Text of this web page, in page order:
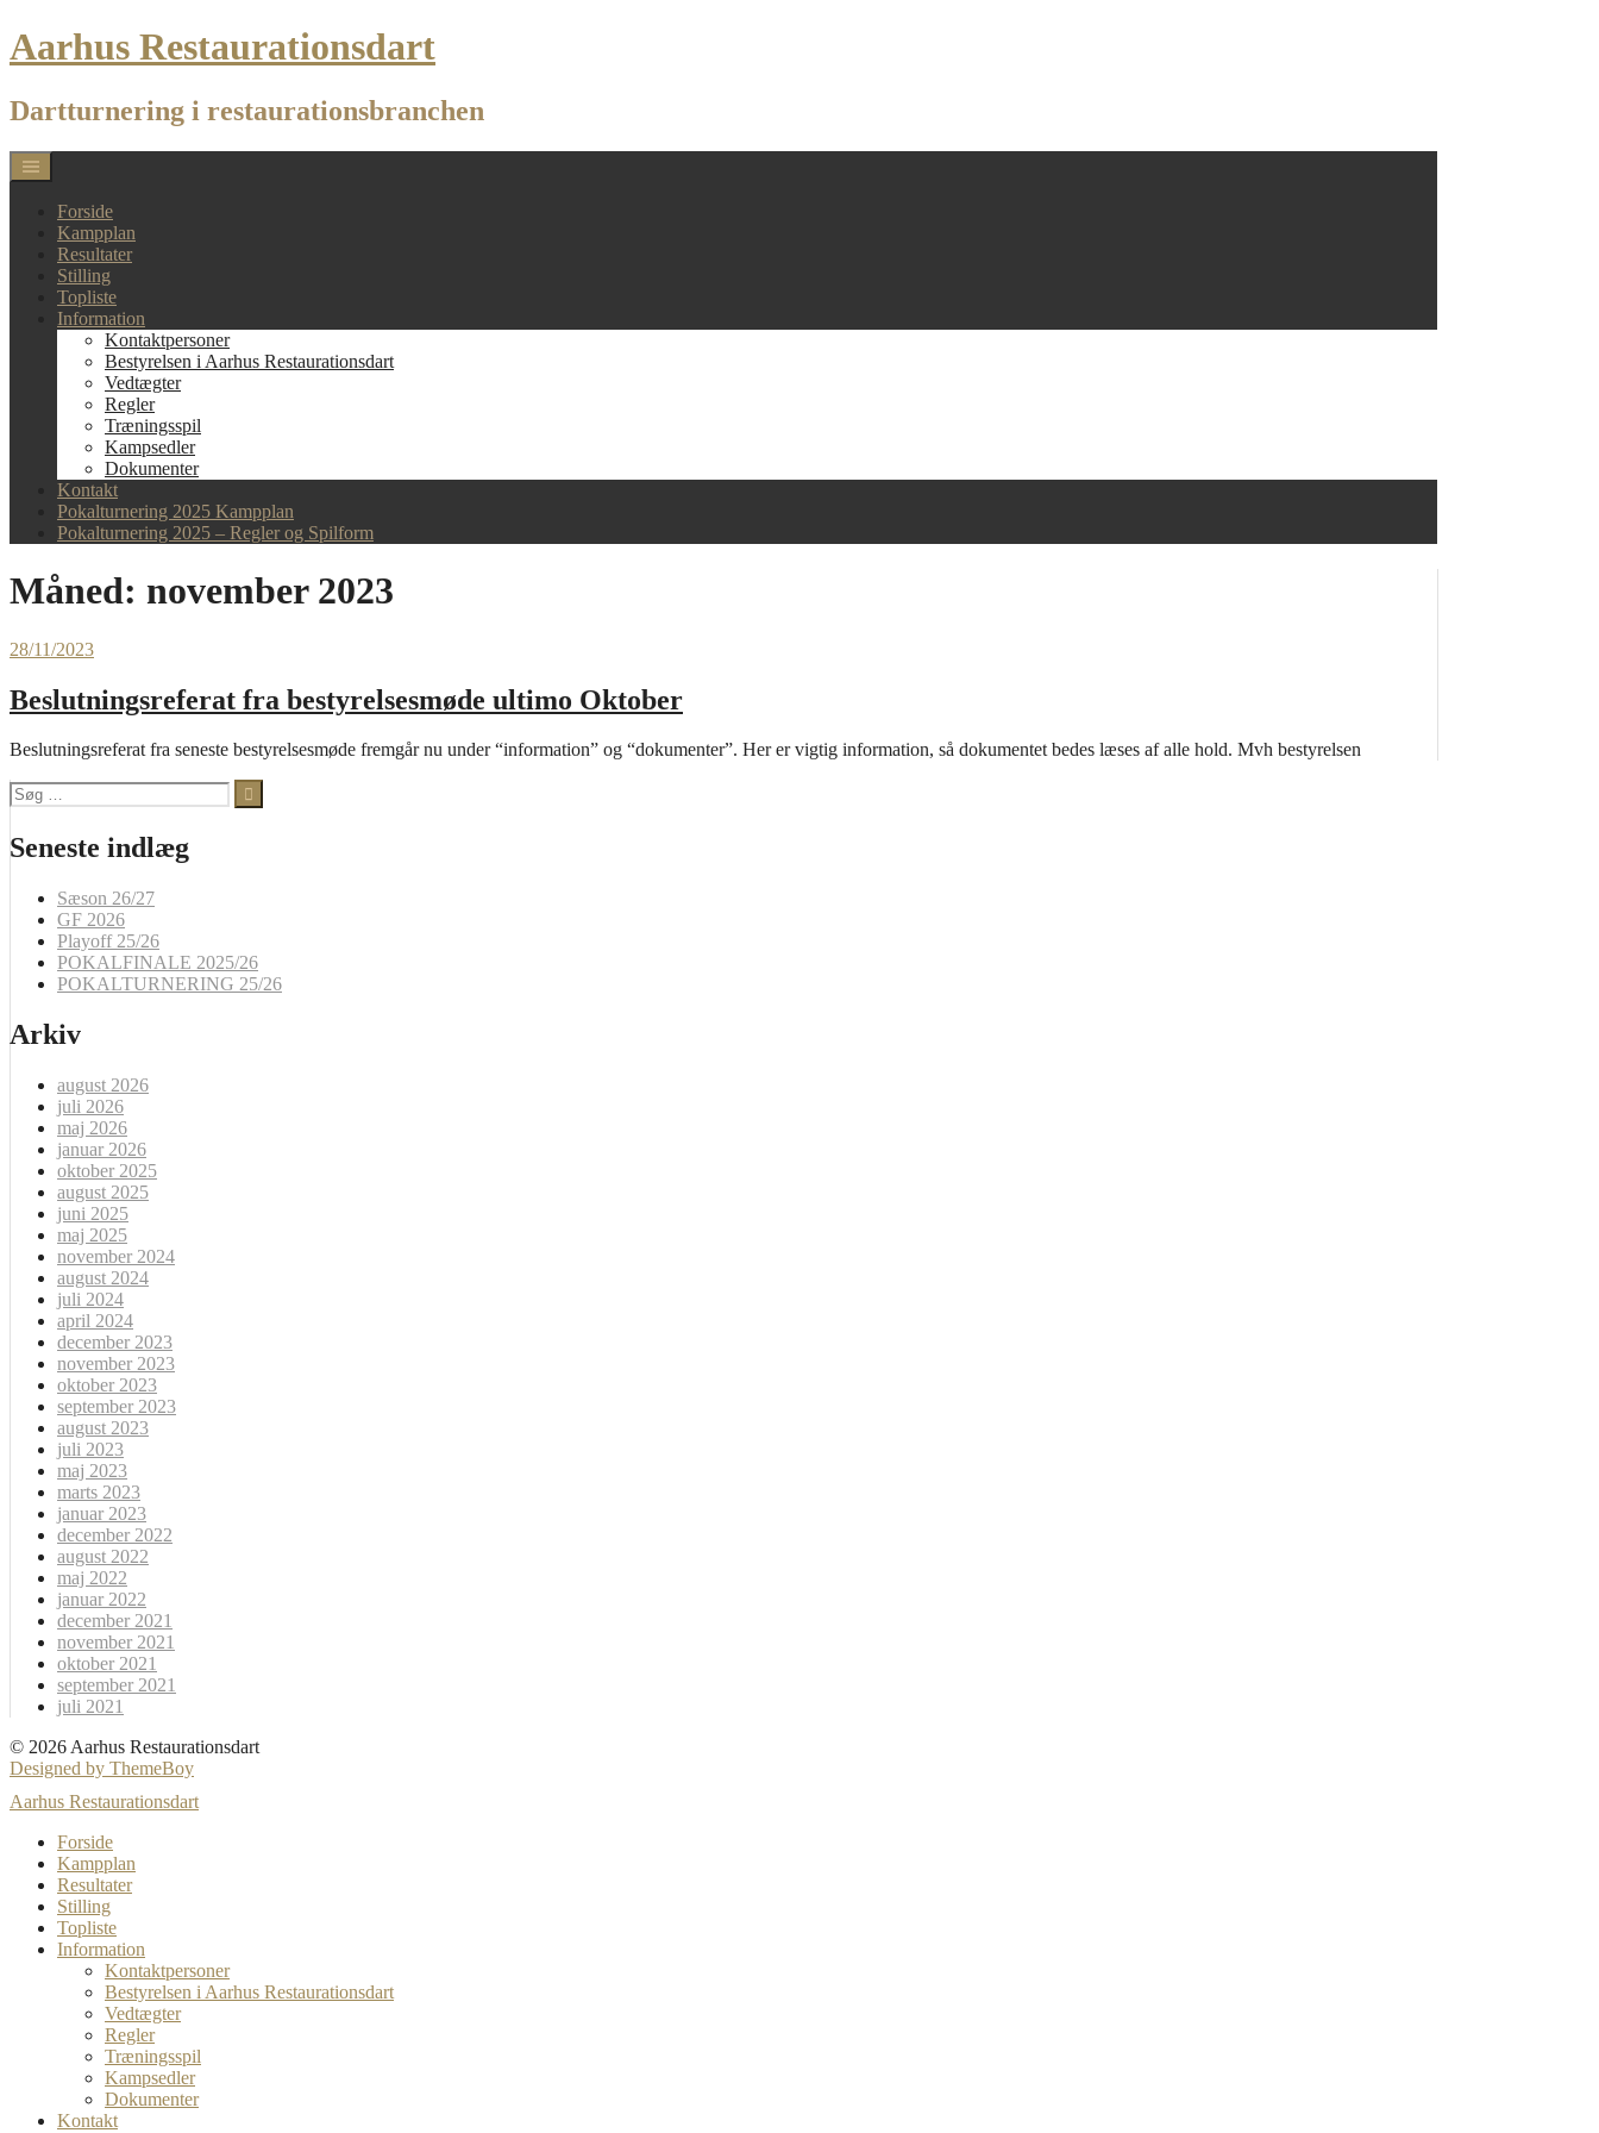
Skip
to
Aarhus Restaurationsdart
Dartturnering i restaurationsbranchen
Forside
Kampplan
Resultater
Stilling
Topliste
Information
Kontaktpersoner
Bestyrelsen i Aarhus Restaurationsdart
Vedtægter
Regler
Træningsspil
Kampsedler
Dokumenter
Kontakt
Pokalturnering 2025 Kampplan
Pokalturnering 2025 – Regler og Spilform
Måned: november 2023
28/11/2023
Beslutningsreferat fra bestyrelsesmøde ultimo Oktober
Beslutningsreferat fra seneste bestyrelsesmøde fremgår nu under “information” og “dokumenter”. Her er vigtig information, så dokumentet bedes læses af alle hold. Mvh bestyrelsen
Søg
efter:
Seneste indlæg
Sæson 26/27
GF 2026
Playoff 25/26
POKALFINALE 2025/26
POKALTURNERING 25/26
Arkiv
august 2026
juli 2026
maj 2026
januar 2026
oktober 2025
august 2025
juni 2025
maj 2025
november 2024
august 2024
juli 2024
april 2024
december 2023
november 2023
oktober 2023
september 2023
august 2023
juli 2023
maj 2023
marts 2023
januar 2023
december 2022
august 2022
maj 2022
januar 2022
december 2021
november 2021
oktober 2021
september 2021
juli 2021
© 2026 Aarhus Restaurationsdart
Designed by ThemeBoy
Aarhus Restaurationsdart
Forside
Kampplan
Resultater
Stilling
Topliste
Information
Kontaktpersoner
Bestyrelsen i Aarhus Restaurationsdart
Vedtægter
Regler
Træningsspil
Kampsedler
Dokumenter
Kontakt